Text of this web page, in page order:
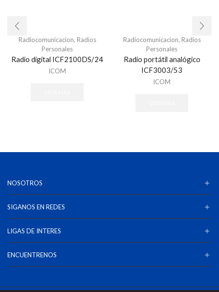
Radiocomunicacion, Radios
Personales
Radio digital ICF2100DS/24
ICOM
Radiocomunicacion, Radios
Personales
Radio portátil analógico
ICF3003/53
ICOM
NOSOTROS
SIGANOS EN REDES
LIGAS DE INTERES
ENCUENTRENOS